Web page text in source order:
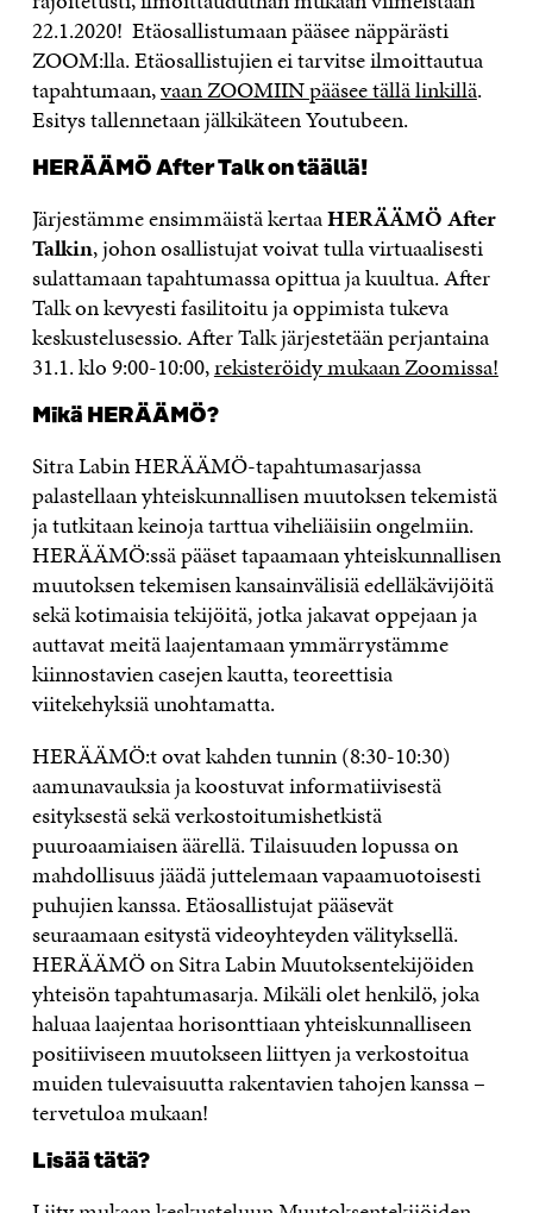
22.1.2020! Etäosallistumaan pääsee näppärästi
ZOOM:lla. Etäosallistujien ei tarvitse ilmoittautua
tapahtumaan,vaan ZOOMIIN pääsee tällä linkillä.
Esitys tallennetaan jälkikäteen Youtubeen.
HERÄÄMÖ After Talk on täällä!
Järjestämme ensimmäistä kertaaHERÄÄMÖ After
Talkin, johon osallistujat voivat tulla virtuaalisesti
sulattamaan tapahtumassa opittua ja kuultua. After
Talk on kevyesti fasilitoitu ja oppimista tukeva
keskustelusessio. After Talk järjestetään perjantaina
31.1. klo 9:00-10:00,rekisteröidy mukaan Zoomissa!
Mikä HERÄÄMÖ?
Sitra Labin HERÄÄMÖ-tapahtumasarjassa
palastellaan yhteiskunnallisen muutoksen tekemistä
ja tutkitaan keinoja tarttua viheliäisiin ongelmiin.
HERÄÄMÖ:ssä pääset tapaamaan yhteiskunnallisen
muutoksen tekemisen kansainvälisiä edelläkävijöitä
sekä kotimaisia tekijöitä, jotka jakavat oppejaan ja
auttavat meitä laajentamaan ymmärrystämme
kiinnostavien casejen kautta, teoreettisia
viitekehyksiä unohtamatta.
HERÄÄMÖ:t ovat kahden tunnin (8:30-10:30)
aamunavauksia ja koostuvat informatiivisestä
esityksestä sekä verkostoitumishetkistä
puuroaamiaisen äärellä. Tilaisuuden lopussa on
mahdollisuus jäädä juttelemaan vapaamuotoisesti
puhujien kanssa. Etäosallistujat pääsevät
seuraamaan esitystä videoyhteyden välityksellä.
HERÄÄMÖ on Sitra Labin Muutoksentekijöiden
yhteisön tapahtumasarja. Mikäli olet henkilö, joka
haluaa laajentaa horisonttiaan yhteiskunnalliseen
positiiviseen muutokseen liittyen ja verkostoitua
muiden tulevaisuutta rakentavien tahojen kanssa –
tervetuloa mukaan!
Lisää tätä?